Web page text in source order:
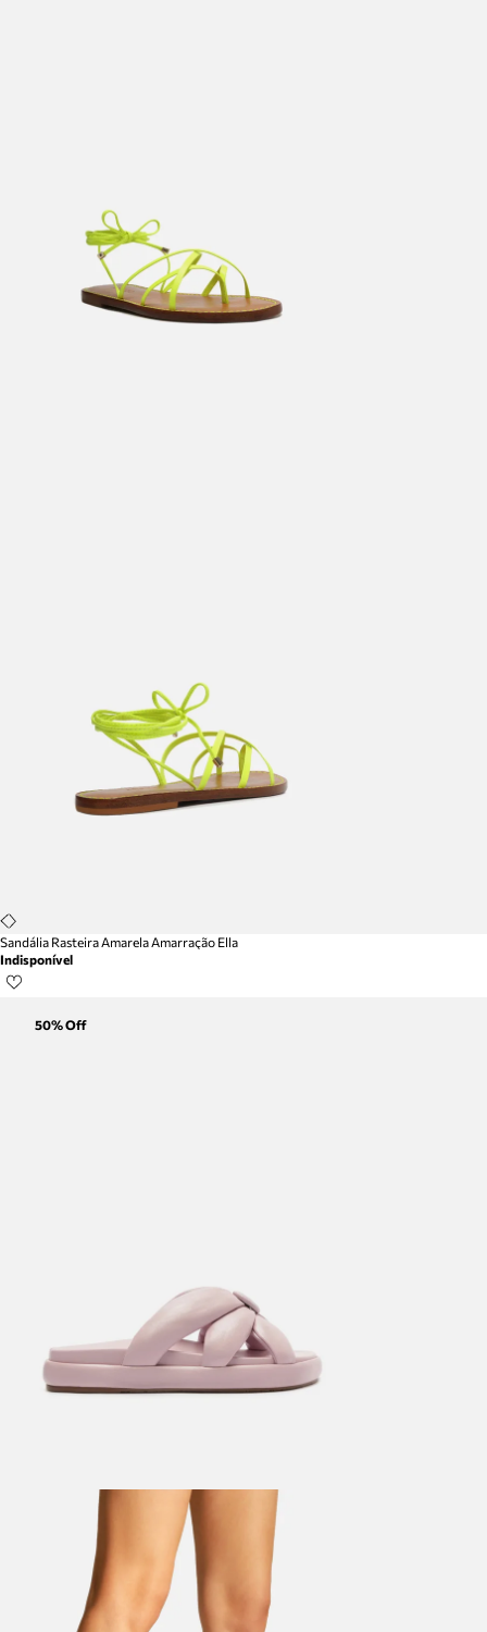
Sandália Rasteira Amarela Amarração Ella
Indisponível
50% Off